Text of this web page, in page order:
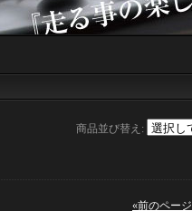
商品並び替え :
«前のページ